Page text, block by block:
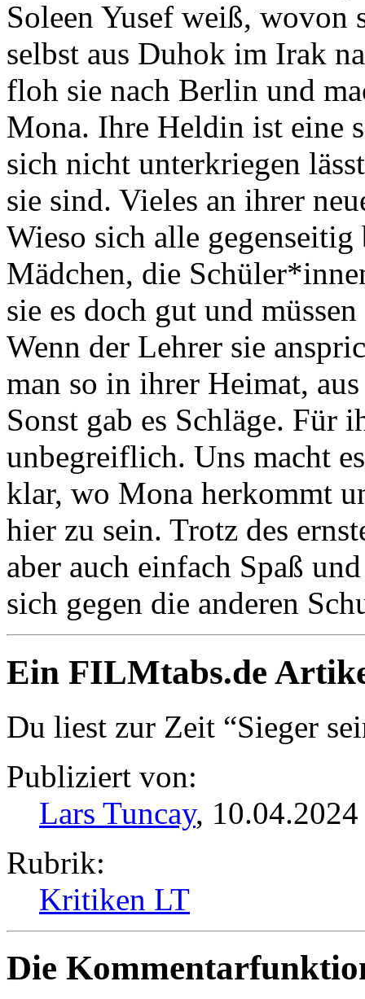
Soleen Yusef weiß, wovon
selbst aus Duhok im Irak
floh sie nach Berlin und
Mona. Ihre Heldin ist eine
sich nicht unterkriegen
sie sind. Vieles an ihrer
Wieso sich alle
Mädchen, die
sie es doch gut und
Wenn der Lehrer sie
man so in ihrer Heimat,
Sonst gab es Schläge. Für
unbegreiflich. Uns macht
klar, wo Mona herkommt
hier zu sein. Trotz des
aber auch einfach Spaß
sich gegen die anderen
Ein FILMtabs.de
Du liest zur Zeit “Sieger
Publiziert von:
Lars Tuncay,
Rubrik:
Kritiken LT
Die